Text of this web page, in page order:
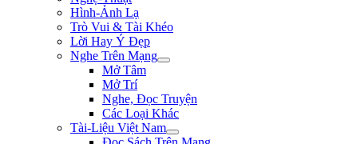
Hình-Ảnh Lạ
Trò Vui & Tài Khéo
Lời Hay Ý Đẹp
Nghe Trên Mạng
Mở Tâm
Mở Trí
Nghe, Đọc Truyện
Các Loại Khác
Tài-Liệu Việt Nam